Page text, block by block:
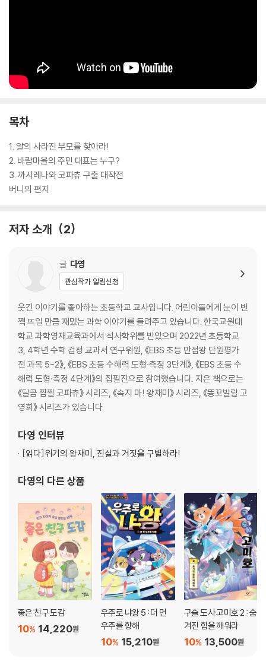
목차
1. 알의 사라진 부모를 찾아라!
2. 바람마을의 주민 대표는 누구?
3. 까시레나와 코파츄 구출 대작전
버니의 편지
저자 소개 2
글 다영
관심작가 알림신청
웃긴 이야기를 좋아하는 초등학교 교사입니다. 어린이들에게 눈이 번
쩍 뜨일 만큼 재밌는 과학 이야기를 들려주고 있습니다. 한국교원대
학교 과학영재교육과에서 석사학위를 받았으며 2022년 초등학교
3, 4학년 수학 검정 교과서 연구위원, 《EBS 초등 만점왕 단원평가
전 과목 5-2》, 《EBS 초등 수해력 도형·측정 3단계》, 《EBS 초등 수
해력 도형·측정 4단계》의 집필진으로 참여했습니다. 지은 책으로는
《달콤 짭짤 코파츄》 시리즈, 《속지 마! 왕재미》 시리즈, 《똥꼬발랄 고
영희》 시리즈가 있습니다.
다영 인터뷰
[읽다]위기의 왕재미, 진실과 거짓을 구별하라!
다영의 다른 상품
좋은 친구 도감
14,220원
10%
우주로 냐왕 5 : 더 먼
우주를 향해
15,210원
10%
구슬 도사 고미호 2 : 숨
겨진 힘을 깨워라
13,500원
10%